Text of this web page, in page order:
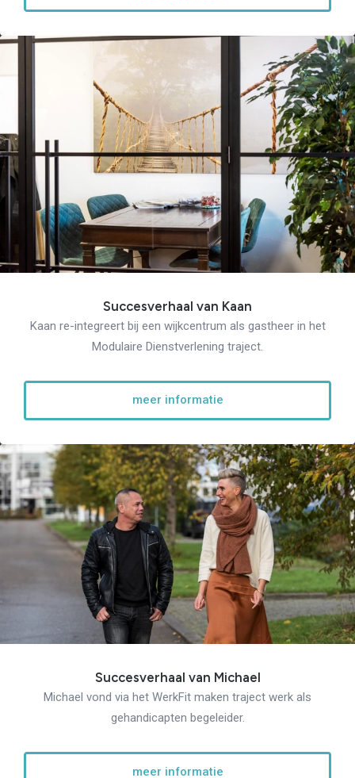
Succesverhaal van Kaan
Kaan re-integreert bij een wijkcentrum als gastheer in het
Modulaire Dienstverlening traject.
meer informatie
Succesverhaal van Michael
Michael vond via het WerkFit maken traject werk als
gehandicapten begeleider.
meer informatie